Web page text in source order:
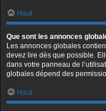
Haut
Que sont les annonces
Les annonces globales
devez lire dès que possible.
dans votre panneau de
globales dépend des
Haut